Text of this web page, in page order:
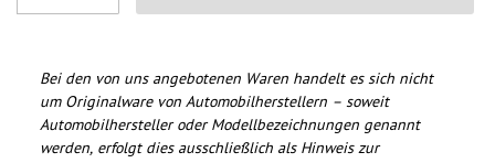
Bei den von uns angebotenen Waren handelt es sich nicht
um Originalware von Automobilherstellern – soweit
Automobilhersteller oder Modellbezeichnungen genannt
werden, erfolgt dies ausschließlich als Hinweis zur